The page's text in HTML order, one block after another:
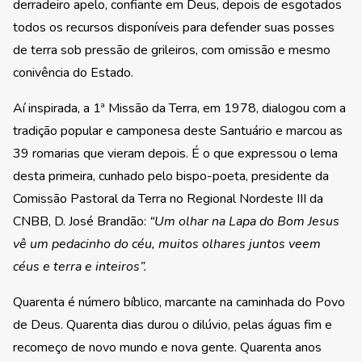
derradeiro apelo, confiante em Deus, depois de esgotados
todos os recursos disponíveis para defender suas posses
de terra sob pressão de grileiros, com omissão e mesmo
conivência do Estado.
Aí inspirada, a 1ª Missão da Terra, em 1978, dialogou com a
tradição popular e camponesa deste Santuário e marcou as
39 romarias que vieram depois. É o que expressou o lema
desta primeira, cunhado pelo bispo-poeta, presidente da
Comissão Pastoral da Terra no Regional Nordeste III da
CNBB, D. José Brandão: “Um olhar na Lapa do Bom Jesus
vê um pedacinho do céu, muitos olhares juntos veem
céus e terra e inteiros”.
Quarenta é número bíblico, marcante na caminhada do Povo
de Deus. Quarenta dias durou o dilúvio, pelas águas fim e
recomeço de novo mundo e nova gente. Quarenta anos